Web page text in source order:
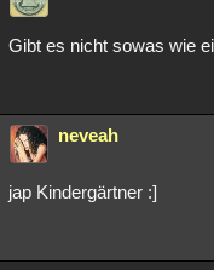
Gibt es nicht sowas wie
neveah
jap Kindergärtner :]